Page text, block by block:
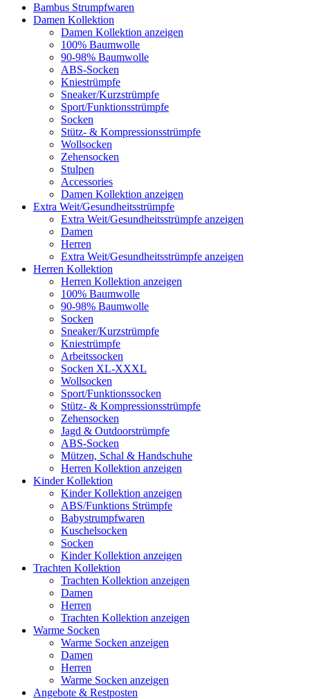
Bambus Strumpfwaren
Damen Kollektion
Damen Kollektion anzeigen
100% Baumwolle
90-98% Baumwolle
ABS-Socken
Kniestrümpfe
Sneaker/Kurzstrümpfe
Sport/Funktionsstrümpfe
Socken
Stütz- & Kompressionsstrümpfe
Wollsocken
Zehensocken
Stulpen
Accessories
Damen Kollektion anzeigen
Extra Weit/Gesundheitsstrümpfe
Extra Weit/Gesundheitsstrümpfe anzeigen
Damen
Herren
Extra Weit/Gesundheitsstrümpfe anzeigen
Herren Kollektion
Herren Kollektion anzeigen
100% Baumwolle
90-98% Baumwolle
Socken
Sneaker/Kurzstrümpfe
Kniestrümpfe
Arbeitssocken
Socken XL-XXXL
Wollsocken
Sport/Funktionssocken
Stütz- & Kompressionsstrümpfe
Zehensocken
Jagd & Outdoorstrümpfe
ABS-Socken
Mützen, Schal & Handschuhe
Herren Kollektion anzeigen
Kinder Kollektion
Kinder Kollektion anzeigen
ABS/Funktions Strümpfe
Babystrumpfwaren
Kuschelsocken
Socken
Kinder Kollektion anzeigen
Trachten Kollektion
Trachten Kollektion anzeigen
Damen
Herren
Trachten Kollektion anzeigen
Warme Socken
Warme Socken anzeigen
Damen
Herren
Warme Socken anzeigen
Angebote & Restposten